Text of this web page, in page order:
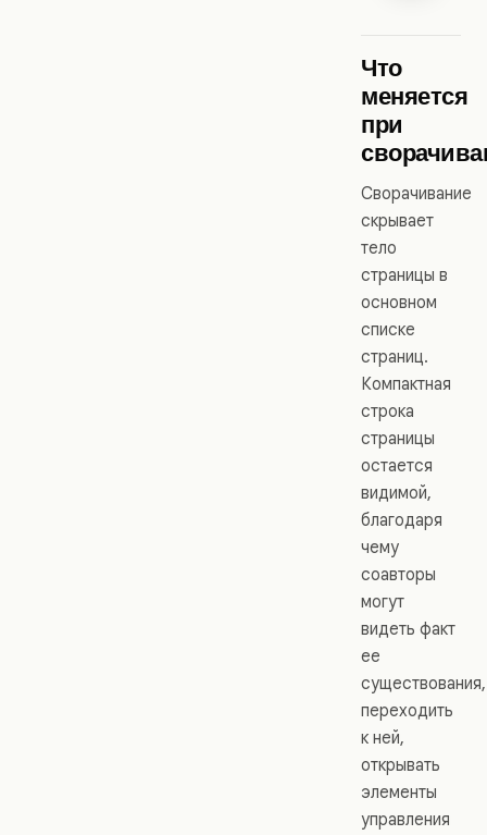
Что
меняется
при
Сворачивание
скрывает
тело
страницы в
основном
списке
страниц.
Компактная
строка
страницы
остается
видимой,
благодаря
чему
соавторы
могут
видеть факт
ее
существования,
переходить
к ней,
открывать
элементы
управления